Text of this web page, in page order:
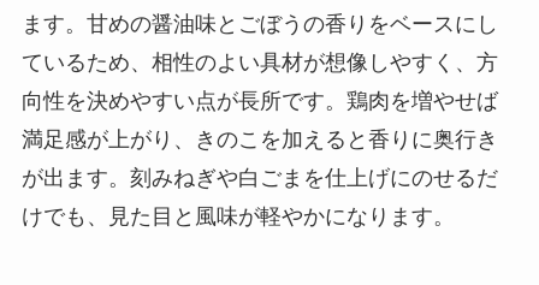
ます。甘めの醤油味とごぼうの香りをベースにし
ているため、相性のよい具材が想像しやすく、方
向性を決めやすい点が長所です。鶏肉を増やせば
満足感が上がり、きのこを加えると香りに奥行き
が出ます。刻みねぎや白ごまを仕上げにのせるだ
けでも、見た目と風味が軽やかになります。